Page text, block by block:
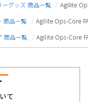
ーグッズ 商品一覧
Agilite
商品一覧
Agilite Ops-Core
商品一覧 Agilite Ops-Core
て